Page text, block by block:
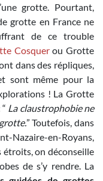
grotte. Pourtant,
grotte en France ne
de ce trouble
Cosquerou Grotte
dans des répliques,
sont même pour la
! La Grotte
La claustrophobie ne
” Toutefois, dans
Nazaire-en-Royans,
étroits, on déconseille
de s’y rendre. La